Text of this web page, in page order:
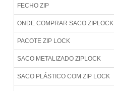
FECHO ZIP
ONDE COMPRAR SACO ZIPLOCK
PACOTE ZIP LOCK
SACO METALIZADO ZIPLOCK
SACO PLÁSTICO COM ZIP LOCK